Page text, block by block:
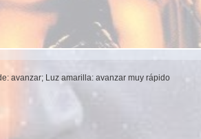
avanzar; Luz amarilla: avanzar muy rápido